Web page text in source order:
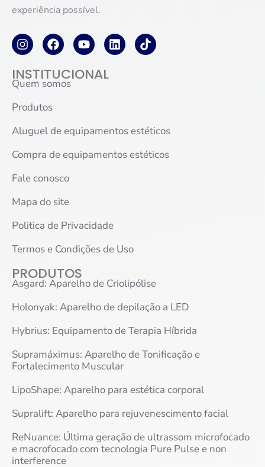
experiência possível.
INSTITUCIONAL
Quem somos
Produtos
Aluguel de equipamentos estéticos
Compra de equipamentos estéticos
Fale conosco
Mapa do site
Politica de Privacidade
Termos e Condições de Uso
PRODUTOS
Asgard: Aparelho de Criolipólise
Holonyak: Aparelho de depilação a LED
Hybrius: Equipamento de Terapia Híbrida
Supramáximus: Aparelho de Tonificação e
Fortalecimento Muscular
LipoShape: Aparelho para estética corporal
Supralift: Aparelho para rejuvenescimento facial
ReNuance: Última geração de ultrassom microfocado
e macrofocado com tecnologia Pure Pulse e non
interference